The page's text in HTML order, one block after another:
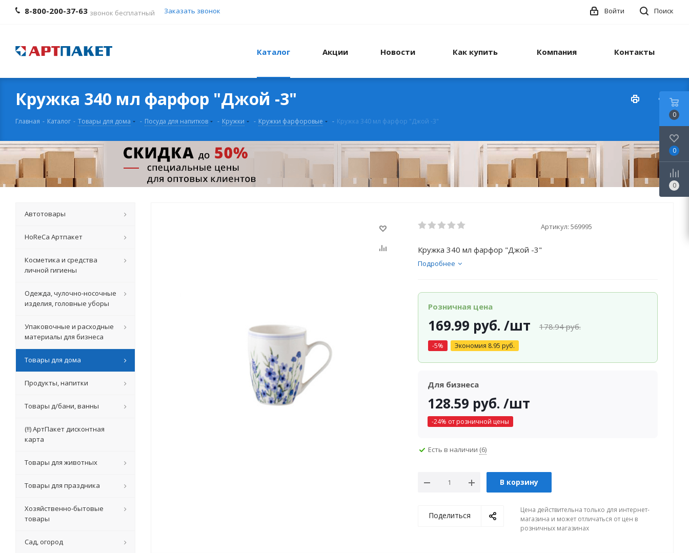
8-800-200-37-63 звонок бесплатный Заказать звонок Поиск
Войти
Каталог Акции Новости Как купить Компания Контакты
Кружка 340 мл фарфор "Джой -3"
Главная - Каталог - Товары для дома - Посуда для напитков - Кружки - Кружки фарфоровые - Кружка 340 мл фарфор "Джой -3"
Артикул: 569995
Кружка 340 мл фарфор "Джой -3"
Подробнее
Розничная цена
169.99 руб. /шт 178.94руб.
-5% Экономия 8.95 руб.
Для бизнеса
128.59 руб. /шт
-24% от розничной цены
Есть в наличии (6)
В корзину
Поделиться
Цена действительна только для интернет-
магазина и может отличаться от цен в
розничных магазинах
Автотовары
HoReCa Артпакет
Косметика и средства
личной гигиены
Одежда, чулочно-носочные
изделия, головные уборы
Упаковочные и расходные
материалы для бизнеса
Товары для дома
Продукты, напитки
Товары д/бани, ванны
(!!) АртПакет дисконтная
карта
Товары для животных
Товары для праздника
Хозяйственно-бытовые
товары
Сад, огород
0
0
0